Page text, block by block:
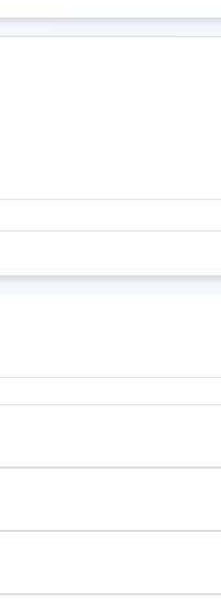
زنجان
دکتر پزشکی
کرده و نوبت را تایید
کنند.